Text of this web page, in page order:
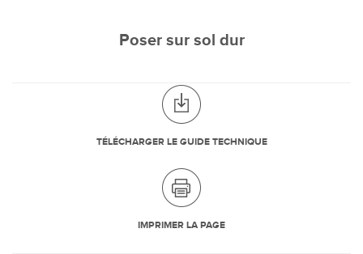
Poser sur sol dur
TÉLÉCHARGER LE GUIDE TECHNIQUE
IMPRIMER LA PAGE